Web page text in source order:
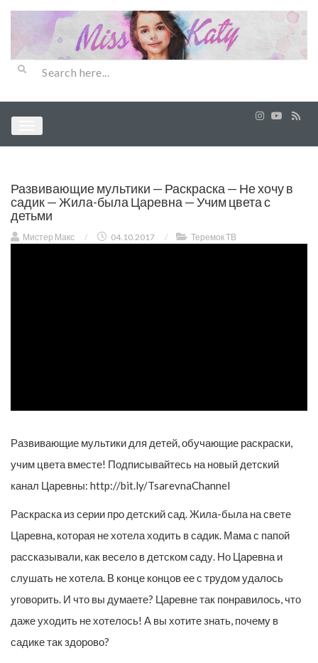
Развивающие мультики — Раскраска — Не хочу в
садик — Жила-была Царевна — Учим цвета с
детьми
Мистер Макс / 04.10.2017 / Теремок ТВ
Развивающие мультики для детей, обучающие раскраски,
учим цвета вместе! Подписывайтесь на новый детский
канал Царевны: http://bit.ly/TsarevnaChannel
Раскраска из серии про детский сад. Жила-была на свете
Царевна, которая не хотела ходить в садик. Мама с папой
рассказывали, как весело в детском саду. Но Царевна и
слушать не хотела. В конце концов ее с трудом удалось
уговорить. И что вы думаете? Царевне так понравилось, что
даже уходить не хотелось! А вы хотите знать, почему в
садике так здорово?